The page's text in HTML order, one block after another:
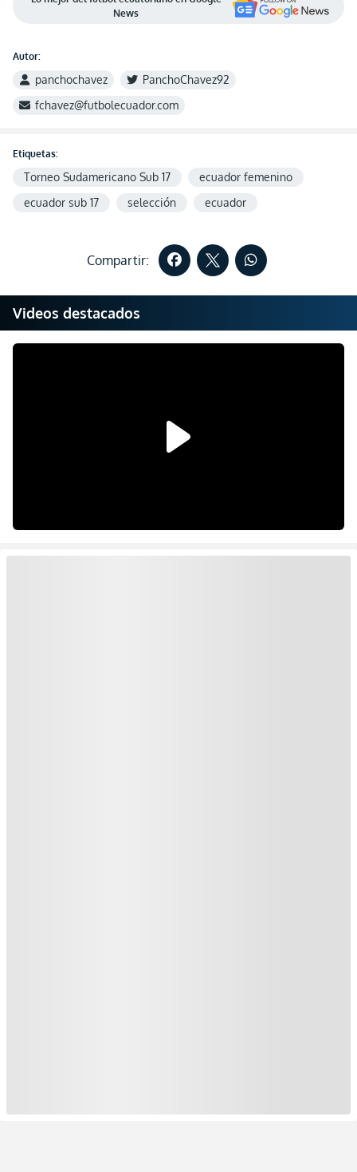
News
Autor:
panchochavez
PanchoChavez92
fchavez@futbolecuador.com
Etiquetas:
Torneo Sudamericano Sub 17
ecuador femenino
ecuador sub 17
selección ecuador
Compartir:
Videos destacados